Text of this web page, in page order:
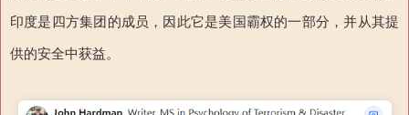
印度是四方集团的成员，因此它是美国霸权的一部分，并从其提
供的安全中获益。